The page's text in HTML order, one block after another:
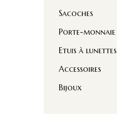
Sacoches
Porte-monnaie
Etuis à lunettes
Accessoires
Bijoux